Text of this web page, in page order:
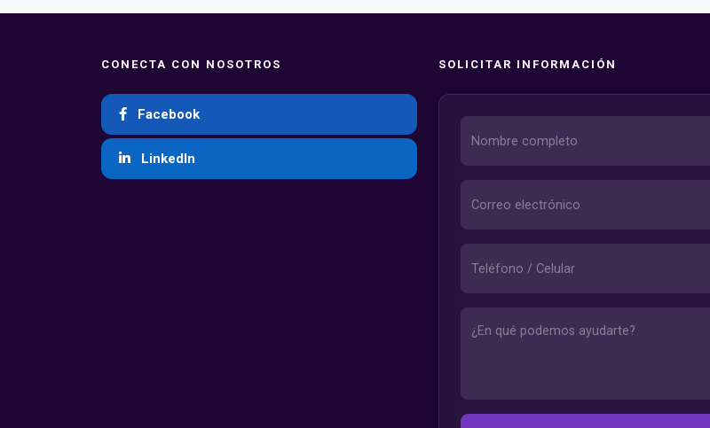
CONECTA CON NOSOTROS
Facebook
LinkedIn
SOLICITAR INFORMACIÓN